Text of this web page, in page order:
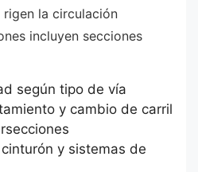
la circulación
incluyen secciones
según tipo de vía
y cambio de carril
y sistemas de